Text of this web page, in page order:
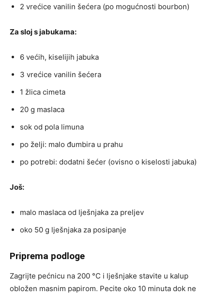
2 vrećice vanilin šećera (po mogućnosti bourbon)
Za sloj s jabukama:
6 većih, kiselijih jabuka
3 vrećice vanilin šećera
1 žlica cimeta
20 g maslaca
sok od pola limuna
po želji: malo đumbira u prahu
po potrebi: dodatni šećer (ovisno o kiselosti jabuka)
Još:
malo maslaca od lješnjaka za preljev
oko 50 g lješnjaka za posipanje
Priprema podloge
Zagrijte pećnicu na 200 °C i lješnjake stavite u kalup
obložen masnim papirom. Pecite oko 10 minuta dok ne